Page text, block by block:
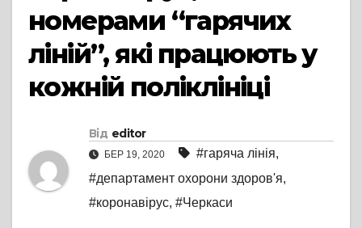
номерами “гарячих
ліній”, які працюють у
кожній поліклініці
Від editor
БЕР 19, 2020 #гаряча лінія,
#департамент охорони здоров'я,
#коронавірус, #Черкаси